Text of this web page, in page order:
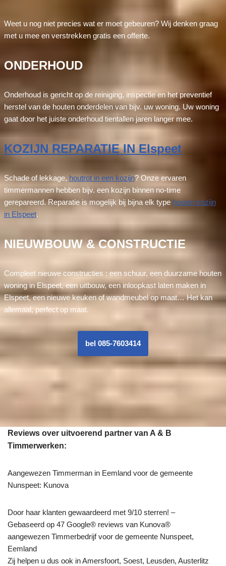
Weet u nog niet precies wat er moet gebeuren? Wij denken graag
met u mee en verstrekken gratis een offerte.
ONDERHOUD
Onderhoud is gericht op de reiniging, inspectie en het preventief
herstel van de houten onderdelen van bijv. uw woning. Uw woning
gaat door het juiste onderhoud tientallen jaren langer mee.
KOZIJN REPARATIE IN Elspeet
Schade of lekkage, houtrot in een kozijn? Onze ervaren
timmermannen hebben bijv. een kozijn binnen no-time
gerepareerd. Reparatie is mogelijk bij bijna elk type houten kozijn
in Elspeet.
NIEUWBOUW & CONSTRUCTIE
Compleet nieuwe constructies : een schuur, een duurzame houten
woning in Elspeet, een uitbouw, een inloopkast laten maken in
Elspeet, een nieuwe keuken of wandmeubel op maat… Het kan
allemaal, perfect op maat.
bel 085-7603414
Reviews over uitvoerend partner van A & B
Timmerwerken:
Aangewezen Timmerman in Eemland voor de gemeente
Nunspeet: Kunova
Door haar klanten gewaardeerd met 9/10 sterren! –
Gebaseerd op 47 Google® reviews van Kunova®
aangewezen Timmerbedrijf voor de gemeente Nunspeet,
Eemland
Zij helpen u dus ook in Amersfoort, Soest, Leusden, Austerlitz